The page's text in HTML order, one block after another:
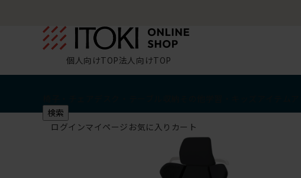
個人向けTOP法人向けTOP
検索
ログインマイページ お気に入り カート